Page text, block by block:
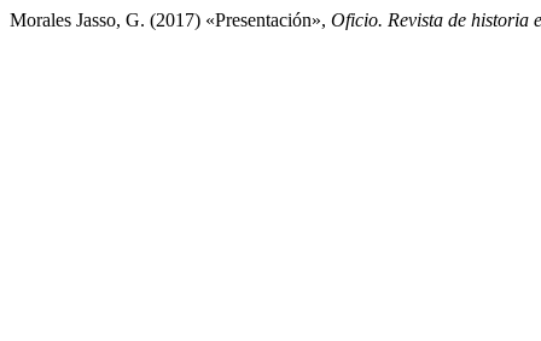
Morales Jasso, G. (2017) «Presentación», Oficio. Revista de historia